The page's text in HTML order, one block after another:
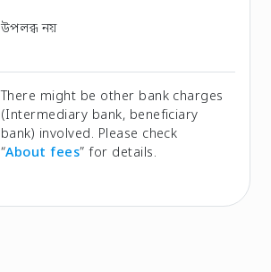
উপলব্ধ নয়
There might be other bank charges
(Intermediary bank, beneficiary
bank) involved. Please check
“About fees” for details.